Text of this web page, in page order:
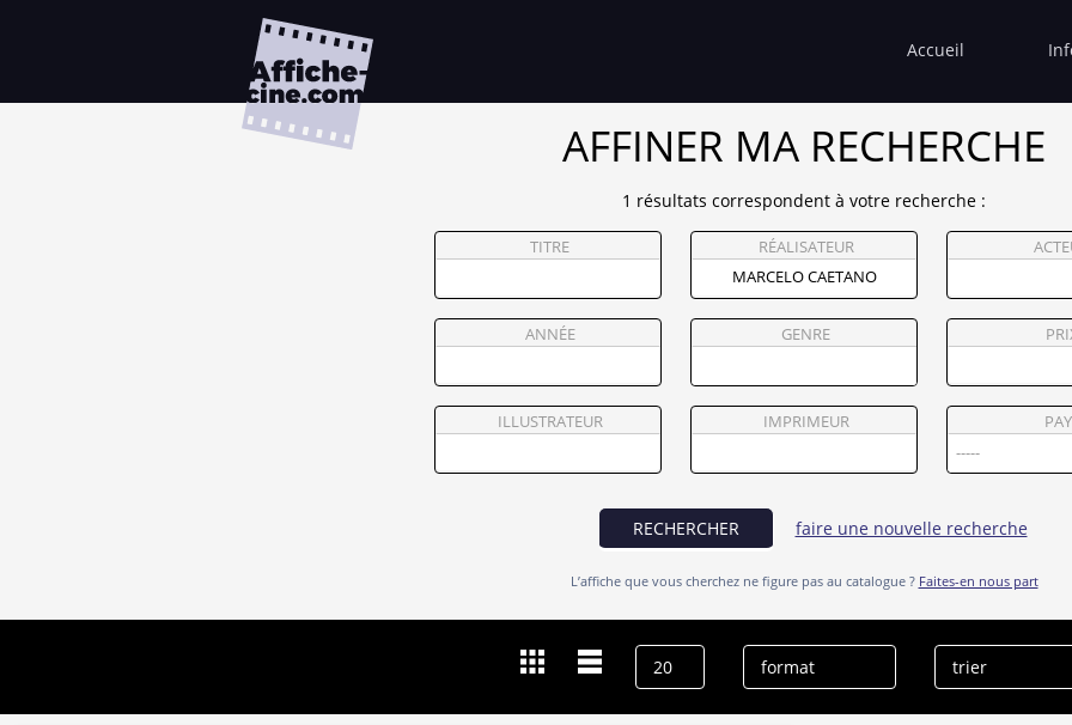
Accueil
AFFINER MA RECHERCHE
1 résultats correspondent à votre recherche :
TITRE RÉALISATEUR
ANNÉE GENRE
ILLUSTRATEUR IMPRIMEUR
RECHERCHER faire une nouvelle recherche
L’affiche que vous cherchez ne figure pas au catalogue ? Faites-en nous part
Marcelo Caetano
effacer l’historique